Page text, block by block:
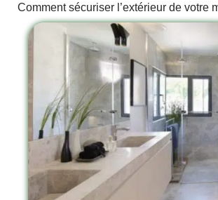
Comment sécuriser l’extérieur de votre